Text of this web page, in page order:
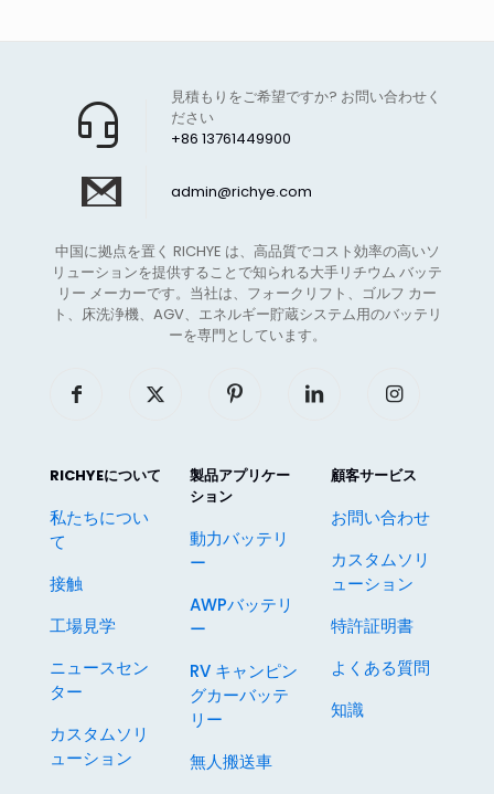
+86 13761449900
見積もりをご希望ですか? お問い合わせく
ださい
admin@richye.com
中国に拠点を置く RICHYE は、高品質でコスト効率の高いソ
リューションを提供することで知られる大手リチウム バッテ
リー メーカーです。当社は、フォークリフト、ゴルフ カー
ト、床洗浄機、AGV、エネルギー貯蔵システム用のバッテリ
ーを専門としています。
RICHYEについて
私たちについ
て
接触
工場見学
ニュースセン
ター
カスタムソリ
ューション
製品アプリケー
ション
動力バッテリ
ー
AWPバッテリ
ー
RV キャンピン
グカーバッテ
リー
無人搬送車
顧客サービス
お問い合わせ
カスタムソリ
ューション
特許証明書
よくある質問
知識